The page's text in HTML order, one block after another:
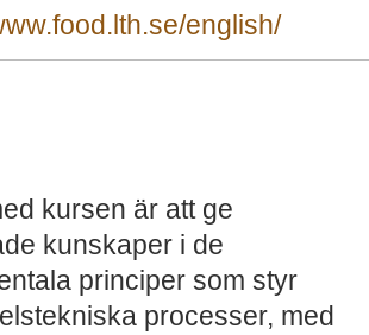
english/
kursen är att ge
kunskaper i de
principer som styr
processer, med